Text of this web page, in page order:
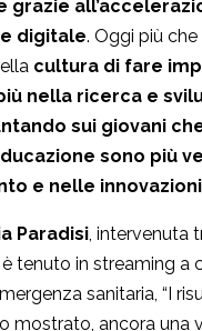
grazie
digitale. Oggi più
cultura di fare
nella ricerca e
sui giovani
sono più
e nelle innovazioni
Paradisi, intervenuta
è tenuto in streaming a
sanitaria, “I
mostrato, ancora una